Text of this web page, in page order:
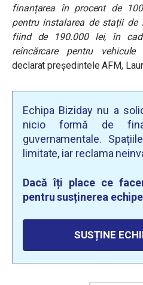
finanțarea în procent de
pentru instalarea de stații de
fiind de 190.000 lei, în
reîncărcare pentru
declarat președintele AFM,
Echipa Biziday nu a
nicio formă de
guvernamentale.
limitate, iar reclama
Dacă îți place ce
pentru susținerea
SUSȚINE